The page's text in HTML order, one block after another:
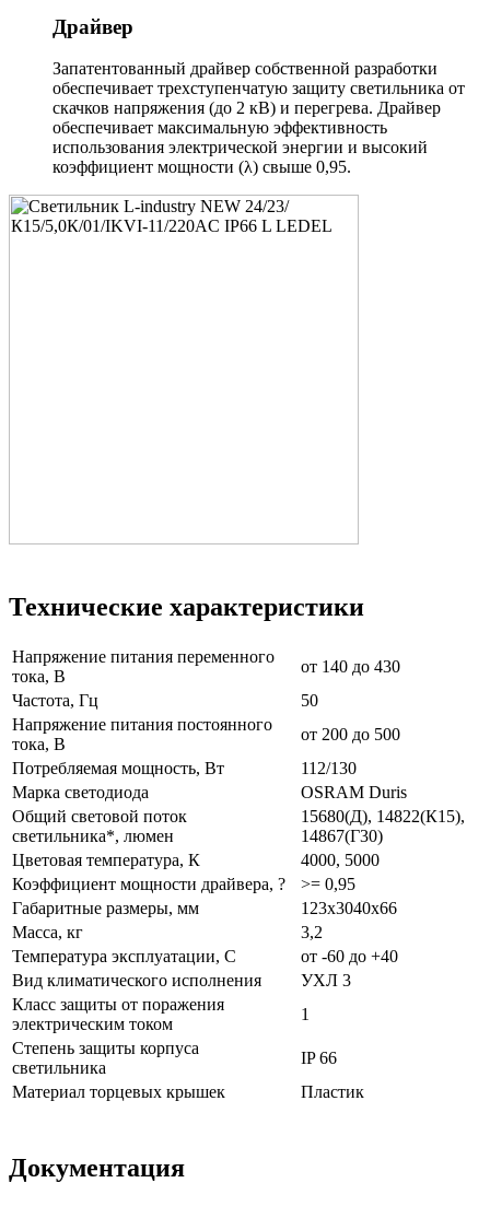
Драйвер
Запатентованный драйвер собственной разработки
обеспечивает трехступенчатую защиту светильника от
скачков напряжения (до 2 кВ) и перегрева. Драйвер
обеспечивает максимальную эффективность
использования электрической энергии и высокий
коэффициент мощности (λ) свыше 0,95.
Технические характеристики
Напряжение питания переменного
тока, В
от 140 до 430
Частота, Гц
50
Напряжение питания постоянного
тока, В
от 200 до 500
Потребляемая мощность, Вт
112/130
Марка светодиода
OSRAM Duris
Общий световой поток
светильника*, люмен
15680(Д), 14822(К15),
14867(Г30)
Цветовая температура, К
4000, 5000
Коэффициент мощности драйвера, ?
>= 0,95
Габаритные размеры, мм
123x3040x66
Масса, кг
3,2
Температура эксплуатации, С
от -60 до +40
Вид климатического исполнения
УХЛ 3
Класс защиты от поражения
электрическим током
1
Степень защиты корпуса
светильника
IP 66
Материал торцевых крышек
Пластик
Документация